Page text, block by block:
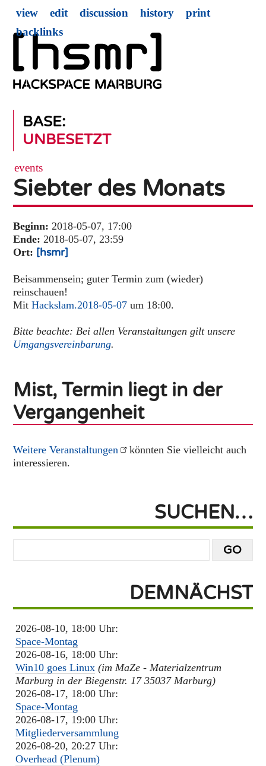
BASE:
UNBESETZT
view edit discussion history
print
backlinks
events
Siebter des Monats
Beginn: 2018-05-07, 17:00
Ende: 2018-05-07, 23:59
Ort: [hsmr]
Beisammensein; guter Termin zum (wieder)
reinschauen!
MitHackslam.2018-05-07 um 18:00.
Bitte beachte: Bei allen Veranstaltungen gilt unsere
Umgangsvereinbarung.
Mist, Termin liegt in der
Vergangenheit
Weitere Veranstaltungen
könnten Sie vielleicht auch
interessieren.
SUCHEN…
DEMNÄCHST
2026-08-10, 18:00 Uhr:
Space-Montag
2026-08-16, 18:00 Uhr:
Win10 goes Linux (im MaZe - Materialzentrum
Marburg in der Biegenstr. 17 35037 Marburg)
2026-08-17, 18:00 Uhr:
Space-Montag
2026-08-17, 19:00 Uhr:
Mitgliederversammlung
2026-08-20, 20:27 Uhr:
Overhead (Plenum)